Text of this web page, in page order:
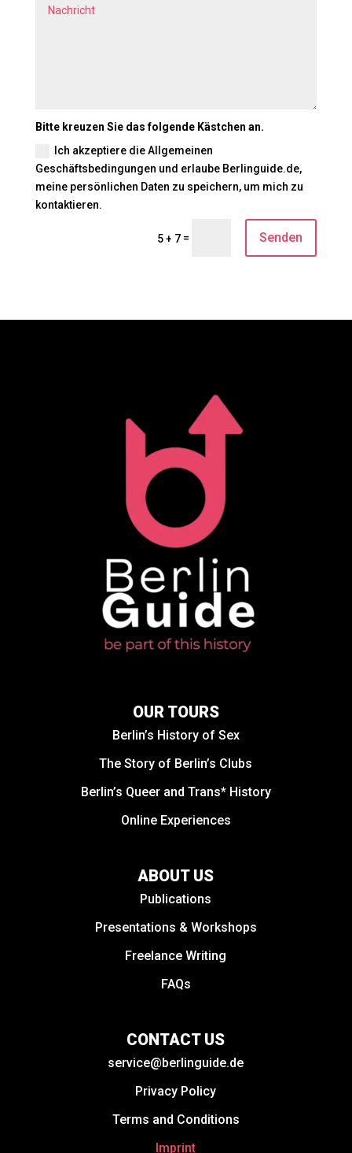
Bitte kreuzen Sie das folgende Kästchen an.
Ich akzeptiere die Allgemeinen
Geschäftsbedingungen und erlaube Berlinguide.de,
meine persönlichen Daten zu speichern, um mich zu
kontaktieren.
5 + 7 = Senden
OUR TOURS
Berlin’s History of Sex
The Story of Berlin’s Clubs
Berlin’s Queer and Trans* History
Online Experiences
ABOUT US
Publications
Presentations & Workshops
Freelance Writing
FAQs
CONTACT US
service@berlinguide.de
Privacy Policy
Terms and Conditions
Imprint